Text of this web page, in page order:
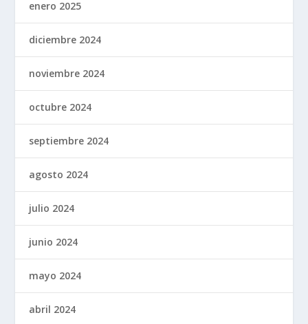
enero 2025
diciembre 2024
noviembre 2024
octubre 2024
septiembre 2024
agosto 2024
julio 2024
junio 2024
mayo 2024
abril 2024